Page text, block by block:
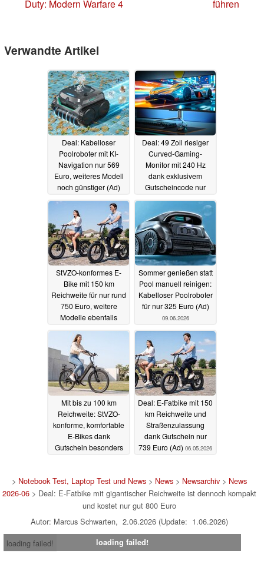
Duty: Modern Warfare 4
führen
Verwandte Artikel
Deal: Kabelloser
Poolroboter mit KI-
Navigation nur 569
Euro, weiteres Modell
noch günstiger (Ad)
28.06.2026
Deal: 49 Zoll riesiger
Curved-Gaming-
Monitor mit 240 Hz
dank exklusivem
Gutscheincode nur
22.06.2026
StVZO-konformes E-
Bike mit 150 km
Reichweite für nur rund
750 Euro, weitere
Modelle ebenfalls
17.06.2026
Sommer genießen statt
Pool manuell reinigen:
Kabelloser Poolroboter
für nur 325 Euro (Ad)
09.06.2026
Mit bis zu 100 km
Reichweite: StVZO-
konforme, komfortable
E-Bikes dank
Gutschein besonders
Deal: E-Fatbike mit 150
km Reichweite und
Straßenzulassung
dank Gutschein nur
739 Euro (Ad) 06.05.2026
> Notebook Test, Laptop Test und News> News> Newsarchiv> News
2026-06> Deal: E-Fatbike mit gigantischer Reichweite ist dennoch kompakt
und kostet nur gut 800 Euro
Autor: Marcus Schwarten, 2.06.2026 (Update: 1.06.2026)
loading failed!
loading failed!